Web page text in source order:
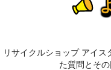
リサイクルショップ アイ
た質問とそ